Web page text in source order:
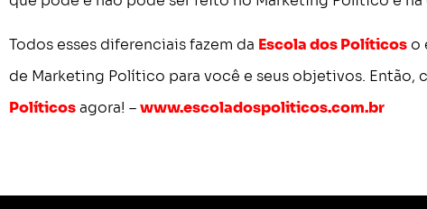
Todos esses diferenciais fazem da Escola dos Políticoso
de Marketing Político para você e seus objetivos. Então,
Políticosagora! –www.escoladospoliticos.com.br